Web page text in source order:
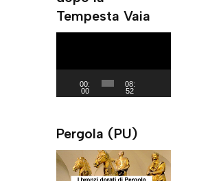
a
y
r
Tempesta Vaia
e
P
l
a
00:
00
08:
52
Pergola (PU)